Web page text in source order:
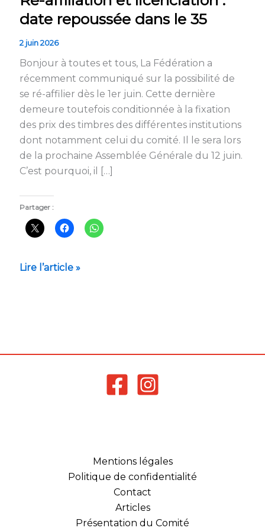
date repoussée dans le 35
2 juin 2026
Bonjour à toutes et tous, La Fédération a
récemment communiqué sur la possibilité de
se ré-affilier dès le 1er juin. Cette dernière
demeure toutefois conditionnée à la fixation
des prix des timbres des différentes institutions
dont notamment celui du comité. Il le sera lors
de la prochaine Assemblée Générale du 12 juin.
C’est pourquoi, il […]
Partager :
Lire l’article »
Mentions légales
Politique de confidentialité
Contact
Articles
Présentation du Comité